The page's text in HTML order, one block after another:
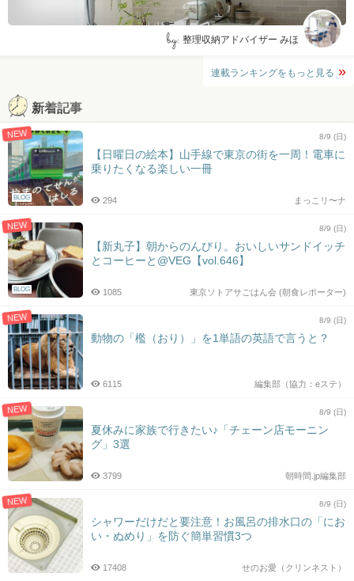
by: 整理収納アドバイザー みほ
連載ランキングをもっと見る
新着記事
NEW
BLOG
8/9 (日)
【日曜日の絵本】山手線で東京の街を一周！電車に
乗りたくなる楽しい一冊
まっこリ〜ナ
294
NEW
BLOG
8/9 (日)
【新丸子】朝からのんびり。おいしいサンドイッチ
とコーヒーと@VEG【vol.646】
東京ソトアサごはん会 (朝食レポーター)
1085
NEW 8/9 (日)
動物の「檻（おり）」を1単語の英語で言うと？
編集部（協力：eステ）
6115
NEW 8/9 (日)
夏休みに家族で行きたい♪「チェーン店モーニン
グ」3選
朝時間.jp編集部
3799
NEW 8/9 (日)
シャワーだけだと要注意！お風呂の排水口の「にお
い・ぬめり」を防ぐ簡単習慣3つ
せのお愛（クリンネスト）
17408